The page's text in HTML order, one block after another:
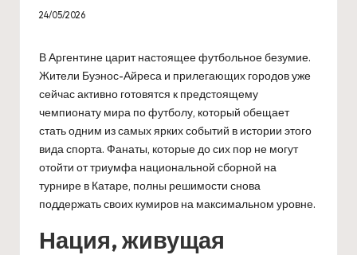
24/05/2026
В Аргентине царит настоящее футбольное безумие.
Жители Буэнос-Айреса и прилегающих городов уже
сейчас активно готовятся к предстоящему
чемпионату мира по футболу, который обещает
стать одним из самых ярких событий в истории этого
вида спорта. Фанаты, которые до сих пор не могут
отойти от триумфа национальной сборной на
турнире в Катаре, полны решимости снова
поддержать своих кумиров на максимальном уровне.
Нация, живущая